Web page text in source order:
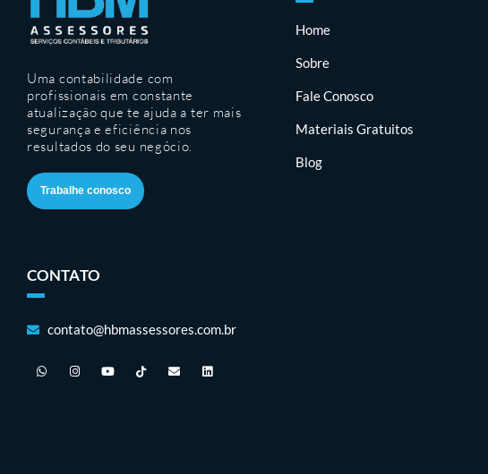
Uma contabilidade com
profissionais em constante
atualização que te ajuda a ter mais
segurança e eficiência nos
resultados do seu negócio.
Trabalhe conosco
CONTATO
contato@hbmassessores.com.br
Home
Sobre
Fale Conosco
Materiais Gratuitos
Blog